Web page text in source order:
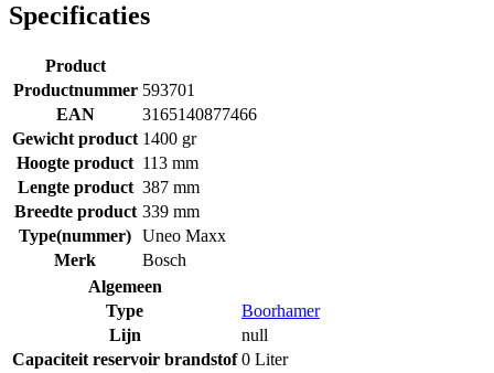
Specificaties
Product
Productnummer 593701
EAN
3165140877466
Gewicht product 1400 gr
Hoogte product 113 mm
Lengte product 387 mm
Breedte product 339 mm
Type(nummer) Uneo Maxx
Merk
Bosch
Algemeen
Type
Boorhamer
Lijn
null
Capaciteit reservoir brandstof 0 Liter